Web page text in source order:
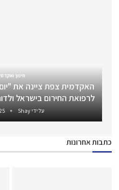
חינוך
האקדמית צפת ציינה את
לרפואת החירום בישראל
על ידיShay
כתבות אחרונות